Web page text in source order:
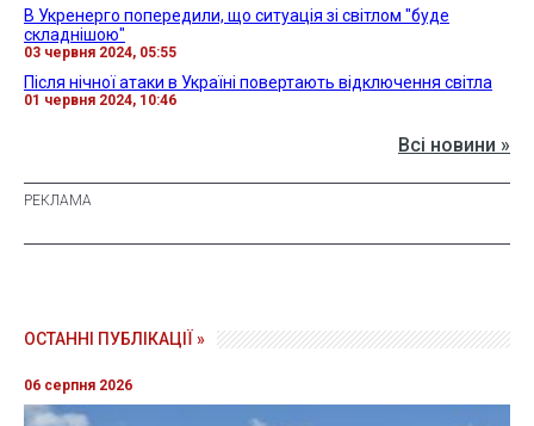
В Укренерго попередили, що ситуація зі світлом "буде
складнішою"
03 червня 2024, 05:55
Після нічної атаки в Україні повертають відключення світла
01 червня 2024, 10:46
Всі новини »
ОСТАННІ ПУБЛІКАЦІЇ »
06 серпня 2026